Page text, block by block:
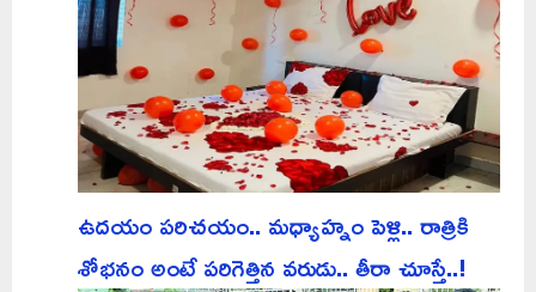
ఉదయం పరిచయం.. మధ్యాహ్నం పెళ్లి.. రాత్రికి
శోభనం అంటే పరిగెత్తిన వరుడు.. తీరా చూస్తే..!